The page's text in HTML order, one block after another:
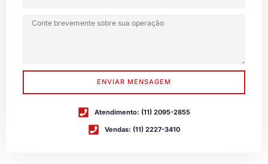
ENVIAR MENSAGEM
Atendimento: (11) 2095-2855
Vendas: (11) 2227-3410